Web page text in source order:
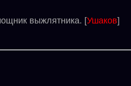
выжлятника. [Ушаков]